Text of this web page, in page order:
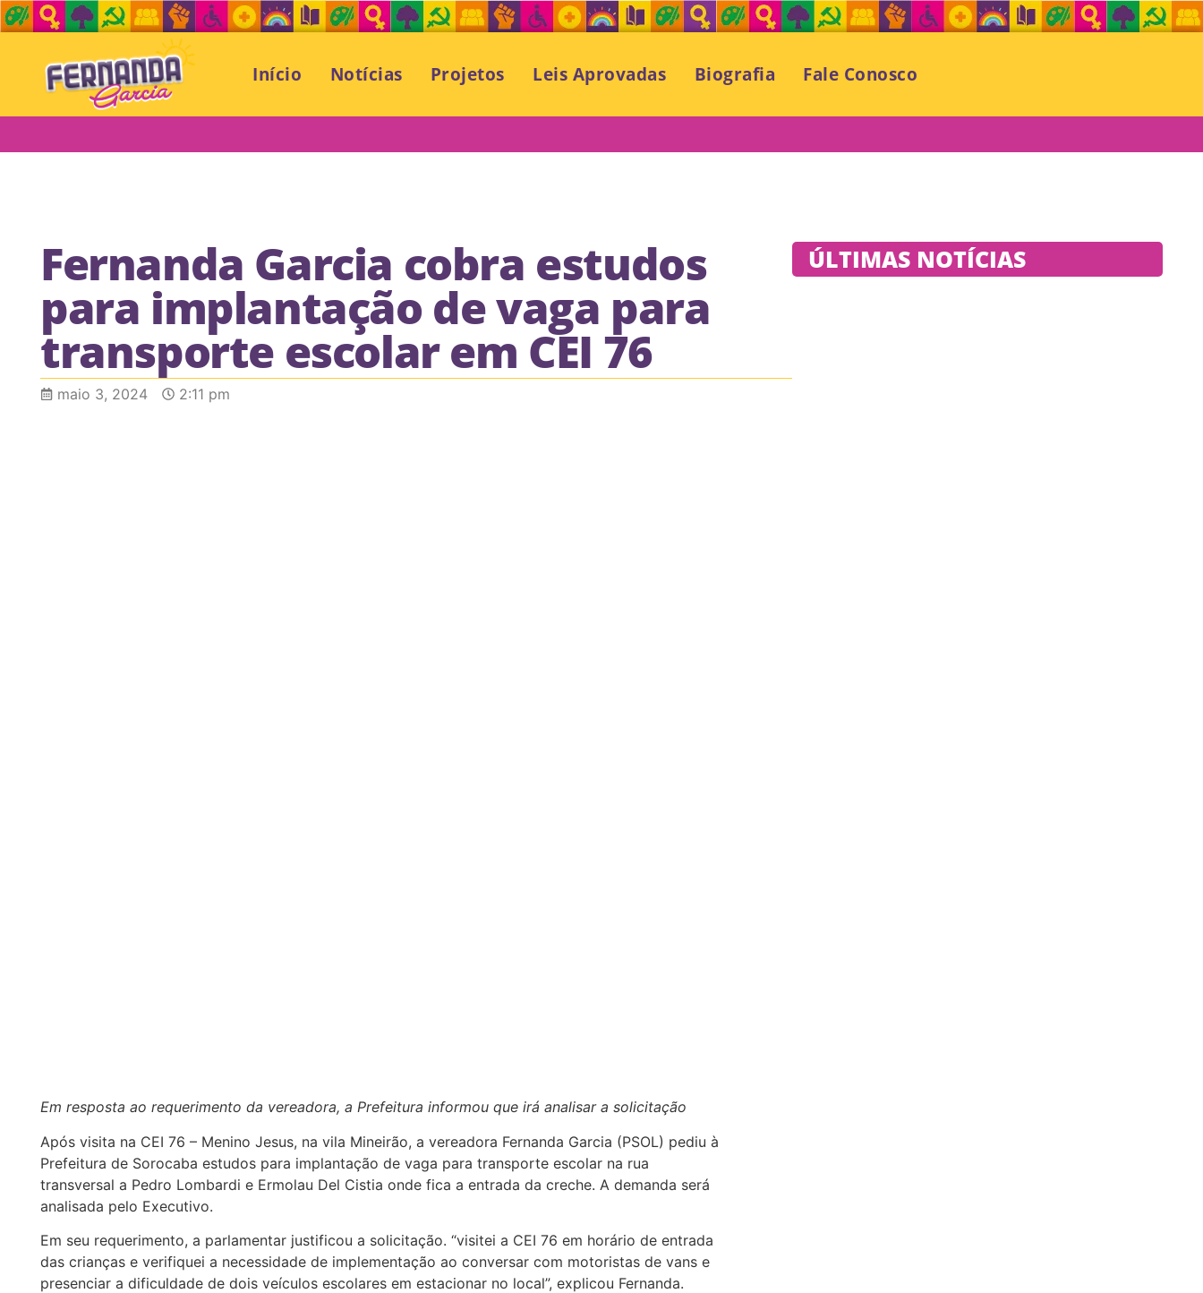
Início Notícias Projetos Leis Aprovadas Biografia Fale Conosco
Fernanda Garcia cobra estudos
para implantação de vaga para
transporte escolar em CEI 76
maio 3, 2024 2:11 pm
Em resposta ao requerimento da vereadora, a Prefeitura informou que irá analisar a solicitação
Após visita na CEI 76 – Menino Jesus, na vila Mineirão, a vereadora Fernanda Garcia (PSOL) pediu à
Prefeitura de Sorocaba estudos para implantação de vaga para transporte escolar na rua
transversal a Pedro Lombardi e Ermolau Del Cistia onde fica a entrada da creche. A demanda será
analisada pelo Executivo.
Em seu requerimento, a parlamentar justificou a solicitação. “visitei a CEI 76 em horário de entrada
das crianças e verifiquei a necessidade de implementação ao conversar com motoristas de vans e
presenciar a dificuldade de dois veículos escolares em estacionar no local”, explicou Fernanda.
ÚLTIMAS NOTÍCIAS